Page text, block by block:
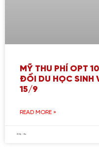
MỸ THU PHÍ OPT
ĐỔI DU HỌC SINH
15/9
READ MORE »